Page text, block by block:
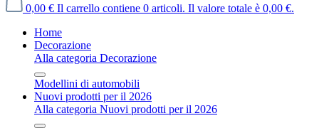
0,00 € Il carrello contiene 0 articoli. Il valore totale è 0,00 €.
Home
Decorazione
Alla categoria Decorazione
Modellini di automobili
Nuovi prodotti per il 2026
Alla categoria Nuovi prodotti per il 2026